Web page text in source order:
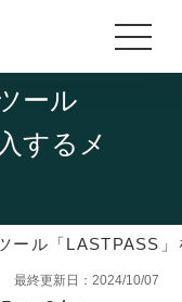
ール
するメ
ール「LASTPASS
最終更新日：2024/10/07